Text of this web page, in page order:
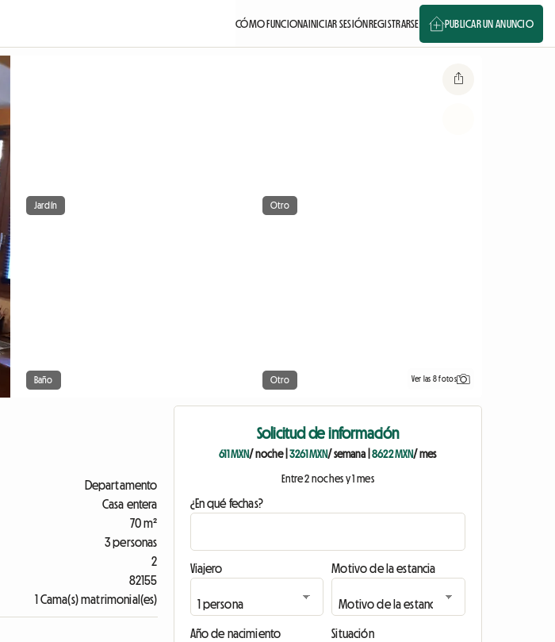
CÓMO FUNCIONAINICIAR SESIÓNREGISTRARSE PUBLICAR UN ANUNCIO
Jardín Otro
Baño Otro Ver las 8 fotos
Departamento
Casa entera
70 m²
3 personas
2
82155
1 Cama(s) matrimonial(es)
Solicitud de información
611 MXN/ noche|3261 MXN/ semana |8622 MXN/ mes
Entre 2 noches y 1 mes
¿En qué fechas?
Viajero Motivo de la estancia
Año de nacimiento Situación